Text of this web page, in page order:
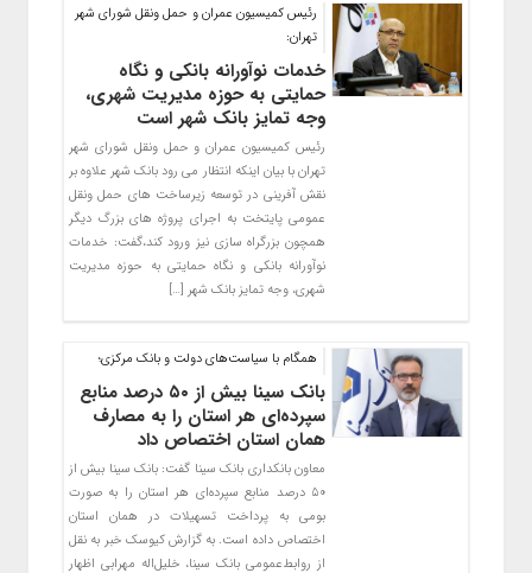
رئیس کمیسیون عمران و حمل ونقل شورای شهر
تهران:
خدمات نوآورانه بانکی و نگاه
حمایتی به حوزه مدیریت شهری،
وجه تمایز بانک شهر است
رئیس کمیسیون عمران و حمل ونقل شورای شهر
تهران با بیان اینکه انتظار می رود بانک شهر علاوه بر
نقش آفرینی در توسعه زیرساخت های حمل ونقل
عمومی پایتخت به اجرای پروژه های بزرگ دیگر
همچون بزرگراه سازی نیز ورود کند،گفت: خدمات
نوآورانه بانکی و نگاه حمایتی به حوزه مدیریت
شهری، وجه تمایز بانک شهر […]
همگام با سیاست‌های دولت و بانک مرکزی؛
بانک سینا بیش از ۵۰ درصد منابع
سپرده‌ای هر استان را به مصارف
همان استان اختصاص داد
معاون بانکداری بانک سینا گفت: بانک سینا بیش از
۵۰ درصد منابع سپرده‌ای هر استان را به‌ صورت
بومی به پرداخت تسهیلات در همان استان
اختصاص داده است. به گزارش کیوسک خبر به نقل
از روابط‌عمومی بانک سینا، خلیل‌اله مهرابی اظهار